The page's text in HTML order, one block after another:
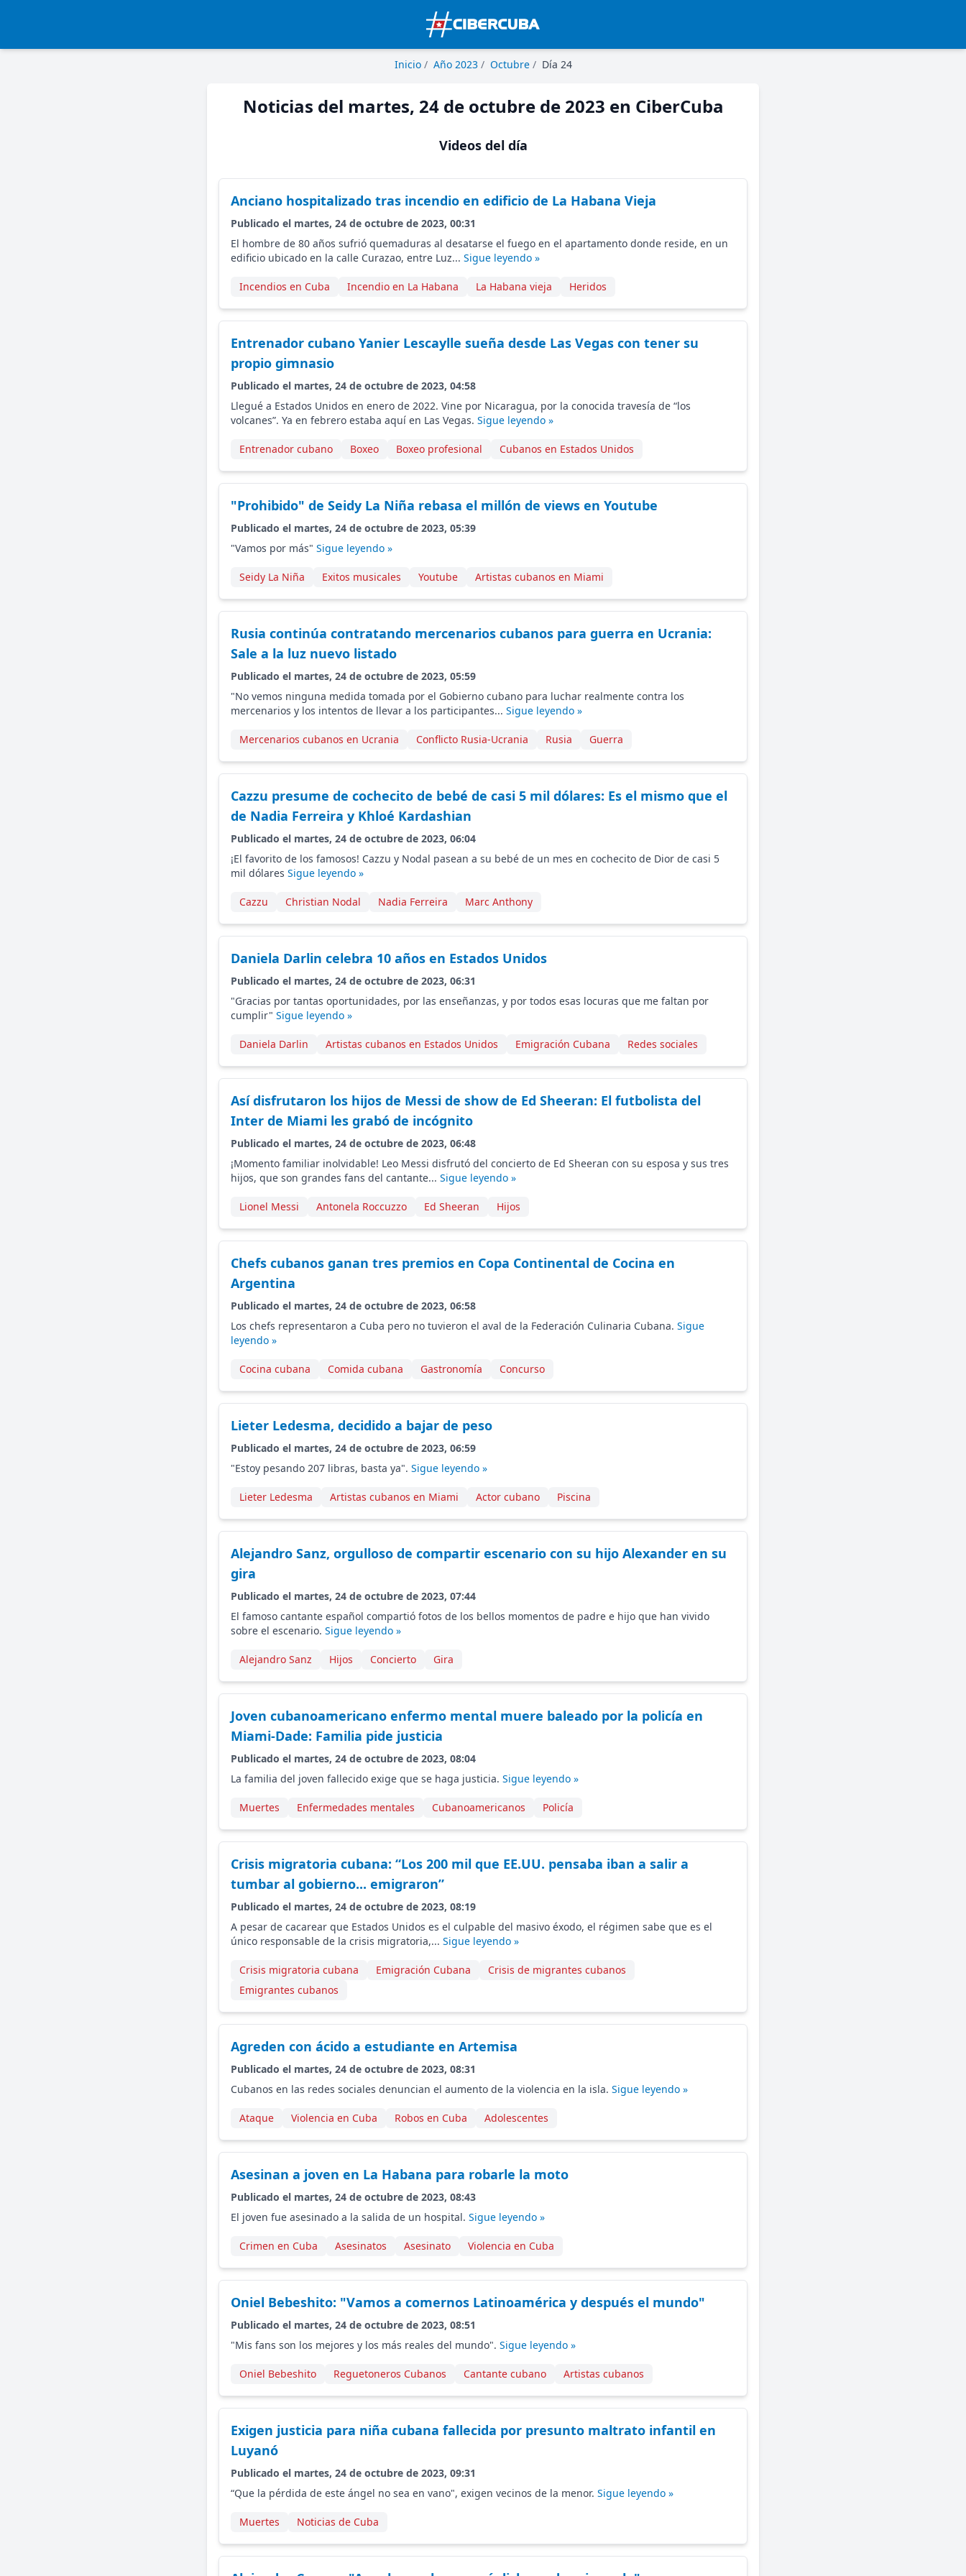
Inicio / Año 2023 / Octubre / Día 24
Noticias del martes, 24 de octubre de 2023 en CiberCuba
Videos del día
Anciano hospitalizado tras incendio en edificio de La Habana Vieja
Publicado el martes, 24 de octubre de 2023, 00:31
El hombre de 80 años sufrió quemaduras al desatarse el fuego en el apartamento donde reside, en un
edificio ubicado en la calle Curazao, entre Luz... Sigue leyendo »
Incendios en Cuba Incendio en La Habana La Habana vieja Heridos
Entrenador cubano Yanier Lescaylle sueña desde Las Vegas con tener su
propio gimnasio
Publicado el martes, 24 de octubre de 2023, 04:58
Llegué a Estados Unidos en enero de 2022. Vine por Nicaragua, por la conocida travesía de “los
volcanes”. Ya en febrero estaba aquí en Las Vegas. Sigue leyendo »
Entrenador cubano Boxeo Boxeo profesional Cubanos en Estados Unidos
"Prohibido" de Seidy La Niña rebasa el millón de views en Youtube
Publicado el martes, 24 de octubre de 2023, 05:39
"Vamos por más" Sigue leyendo »
Seidy La Niña Exitos musicales Youtube Artistas cubanos en Miami
Rusia continúa contratando mercenarios cubanos para guerra en Ucrania:
Sale a la luz nuevo listado
Publicado el martes, 24 de octubre de 2023, 05:59
"No vemos ninguna medida tomada por el Gobierno cubano para luchar realmente contra los
mercenarios y los intentos de llevar a los participantes... Sigue leyendo »
Mercenarios cubanos en Ucrania Conflicto Rusia-Ucrania Rusia Guerra
Cazzu presume de cochecito de bebé de casi 5 mil dólares: Es el mismo que el
de Nadia Ferreira y Khloé Kardashian
Publicado el martes, 24 de octubre de 2023, 06:04
¡El favorito de los famosos! Cazzu y Nodal pasean a su bebé de un mes en cochecito de Dior de casi 5
mil dólares Sigue leyendo »
Cazzu Christian Nodal Nadia Ferreira Marc Anthony
Daniela Darlin celebra 10 años en Estados Unidos
Publicado el martes, 24 de octubre de 2023, 06:31
"Gracias por tantas oportunidades, por las enseñanzas, y por todos esas locuras que me faltan por
cumplir" Sigue leyendo »
Daniela Darlin Artistas cubanos en Estados Unidos Emigración Cubana Redes sociales
Así disfrutaron los hijos de Messi de show de Ed Sheeran: El futbolista del
Inter de Miami les grabó de incógnito
Publicado el martes, 24 de octubre de 2023, 06:48
¡Momento familiar inolvidable! Leo Messi disfrutó del concierto de Ed Sheeran con su esposa y sus tres
hijos, que son grandes fans del cantante... Sigue leyendo »
Lionel Messi Antonela Roccuzzo Ed Sheeran Hijos
Chefs cubanos ganan tres premios en Copa Continental de Cocina en
Argentina
Publicado el martes, 24 de octubre de 2023, 06:58
Los chefs representaron a Cuba pero no tuvieron el aval de la Federación Culinaria Cubana. Sigue
leyendo »
Cocina cubana Comida cubana Gastronomía Concurso
Lieter Ledesma, decidido a bajar de peso
Publicado el martes, 24 de octubre de 2023, 06:59
"Estoy pesando 207 libras, basta ya". Sigue leyendo »
Lieter Ledesma Artistas cubanos en Miami Actor cubano Piscina
Alejandro Sanz, orgulloso de compartir escenario con su hijo Alexander en su
gira
Publicado el martes, 24 de octubre de 2023, 07:44
El famoso cantante español compartió fotos de los bellos momentos de padre e hijo que han vivido
sobre el escenario. Sigue leyendo »
Alejandro Sanz Hijos Concierto Gira
Joven cubanoamericano enfermo mental muere baleado por la policía en
Miami-Dade: Familia pide justicia
Publicado el martes, 24 de octubre de 2023, 08:04
La familia del joven fallecido exige que se haga justicia. Sigue leyendo »
Muertes Enfermedades mentales Cubanoamericanos Policía
Crisis migratoria cubana: “Los 200 mil que EE.UU. pensaba iban a salir a
tumbar al gobierno... emigraron”
Publicado el martes, 24 de octubre de 2023, 08:19
A pesar de cacarear que Estados Unidos es el culpable del masivo éxodo, el régimen sabe que es el
único responsable de la crisis migratoria,... Sigue leyendo »
Crisis migratoria cubana Emigración Cubana
Crisis de migrantes cubanos
Emigrantes cubanos
Agreden con ácido a estudiante en Artemisa
Publicado el martes, 24 de octubre de 2023, 08:31
Cubanos en las redes sociales denuncian el aumento de la violencia en la isla. Sigue leyendo »
Ataque Violencia en Cuba Robos en Cuba Adolescentes
Asesinan a joven en La Habana para robarle la moto
Publicado el martes, 24 de octubre de 2023, 08:43
El joven fue asesinado a la salida de un hospital. Sigue leyendo »
Crimen en Cuba Asesinatos Asesinato Violencia en Cuba
Oniel Bebeshito: "Vamos a comernos Latinoamérica y después el mundo"
Publicado el martes, 24 de octubre de 2023, 08:51
"Mis fans son los mejores y los más reales del mundo". Sigue leyendo »
Oniel Bebeshito Reguetoneros Cubanos Cantante cubano Artistas cubanos
Exigen justicia para niña cubana fallecida por presunto maltrato infantil en
Luyanó
Publicado el martes, 24 de octubre de 2023, 09:31
“Que la pérdida de este ángel no sea en vano", exigen vecinos de la menor. Sigue leyendo »
Muertes Noticias de Cuba